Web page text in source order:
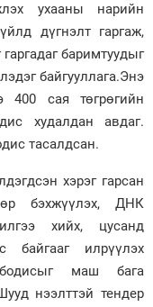
ухааны нарийн
дүгнэлт гаргаж,
баримтуудыг
байгууллага.Энэ
400 сая төгрөгийн
худалдан авдаг.
тасалдсан.
хэрэг гарсан
бэхжүүлэх, ДНК
хийх, цусанд
байгааг илрүүлэх
маш бага
нээлттэй тендер